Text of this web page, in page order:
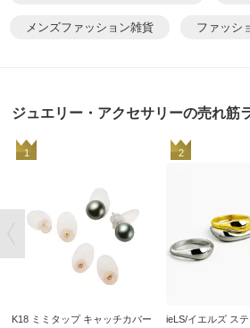
メンズファッション雑貨 ファッシ
ジュエリー・アクセサリーの売れ筋
1
K18 ミミタップ キャッチカバー
2
ieLS/イエルズ ス